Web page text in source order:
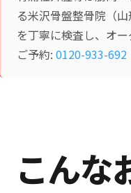
る米沢骨盤整骨院（
を丁寧に検査し、オ
ご予約: 0120-933-692
こんな